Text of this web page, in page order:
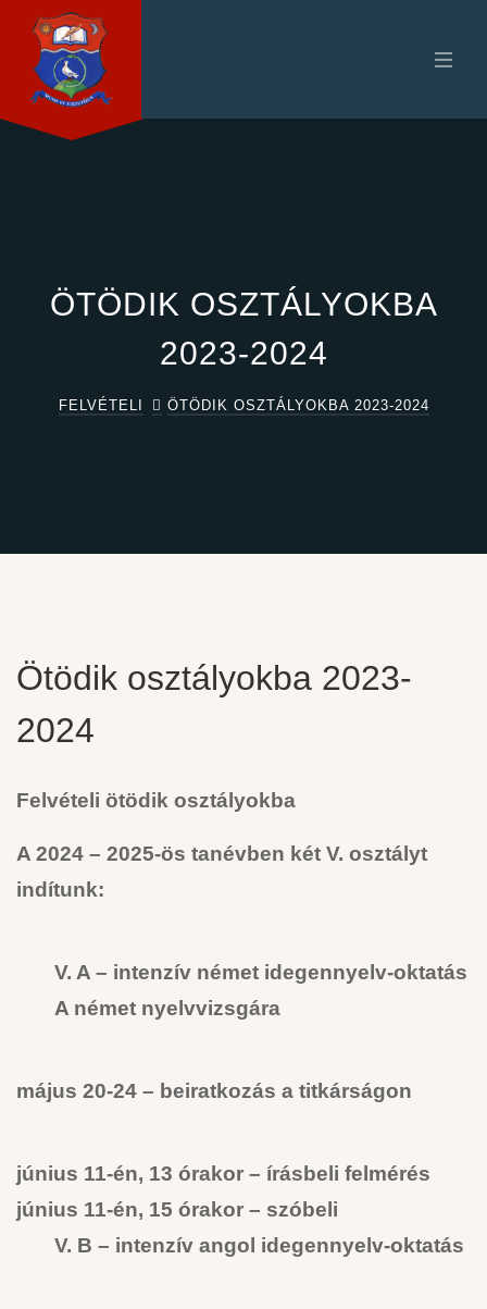
ÖTÖDIK OSZTÁLYOKBA
2023-2024
FELVÉTELI ÖTÖDIK OSZTÁLYOKBA 2023-2024
Ötödik osztályokba 2023-
2024
Felvételi ötödik osztályokba
A 2024 – 2025-ös tanévben két V. osztályt
indítunk:
V. A – intenzív német idegennyelv-oktatás
A német nyelvvizsgára
május 20-24 – beiratkozás a titkárságon
június 11-én, 13 órakor – írásbeli felmérés
június 11-én, 15 órakor – szóbeli
V. B – intenzív angol idegennyelv-oktatás